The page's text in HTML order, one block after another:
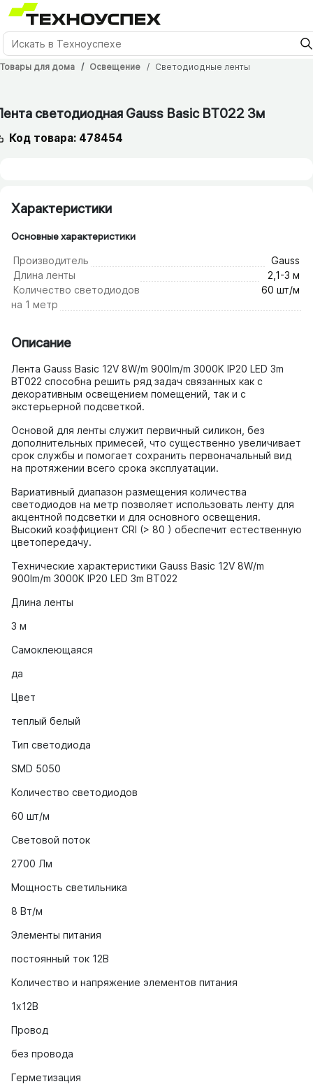
Товары для дома Освещение Светодиодные ленты
светодиодная Gauss Basic BT022 3м
Код товара: 478454
Характеристики
Основные характеристики
Производитель
Gauss
Длина ленты
2,1-3 м
Количество светодиодов
на 1 метр
60 шт/м
Описание
Лента Gauss Basic 12V 8W/m 900lm/m 3000K IP20 LED 3m
BT022 способна решить ряд задач связанных как с
декоративным освещением помещений, так и с
экстерьерной подсветкой.
Основой для ленты служит первичный силикон, без
дополнительных примесей, что существенно увеличивает
срок службы и помогает сохранить первоначальный вид
на протяжении всего срока эксплуатации.
Вариативный диапазон размещения количества
светодиодов на метр позволяет использовать ленту для
акцентной подсветки и для основного освещения.
Высокий коэффициент CRI (> 80 ) обеспечит естественную
цветопередачу.
Технические характеристики Gauss Basic 12V 8W/m
900lm/m 3000K IP20 LED 3m BT022
Длина ленты
3 м
Самоклеющаяся
да
Цвет
теплый белый
Тип светодиода
SMD 5050
Количество светодиодов
60 шт/м
Световой поток
2700 Лм
Мощность светильника
8 Вт/м
Элементы питания
постоянный ток 12В
Количество и напряжение элементов питания
1х12В
Провод
без провода
Герметизация